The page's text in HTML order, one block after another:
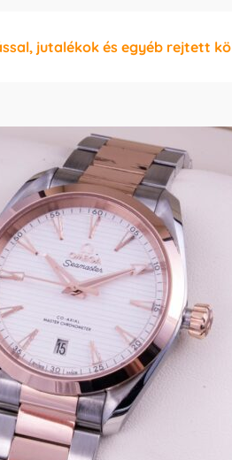
jutalékok és egyéb rejtett